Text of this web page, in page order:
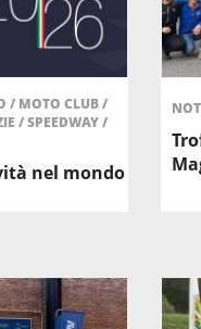
/ MOTO CLUB/
/SPEEDWAY/
nel mondo